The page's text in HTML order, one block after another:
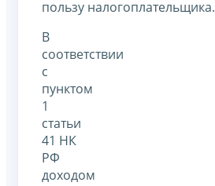
пользу налогоплательщика.
В
соответствии
с
пунктом
1
статьи
41 НК
РФ
доходом